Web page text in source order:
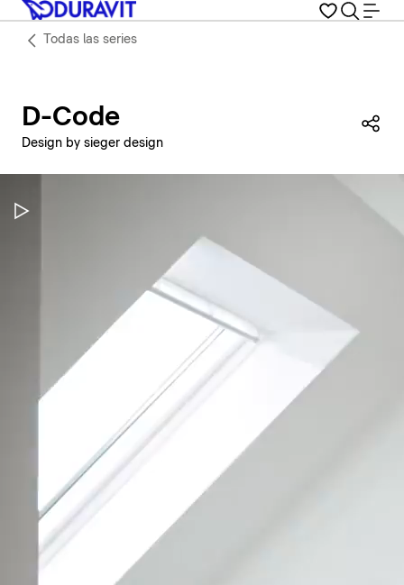
Todas las series
D-Code
Design by sieger design
Pausar vídeo